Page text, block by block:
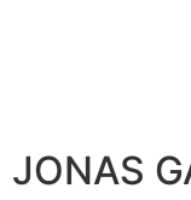
JONAS